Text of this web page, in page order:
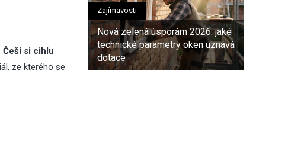
Češi si cihlu
ze kterého se
Zajímavosti
Nová zelená úsporám 2026: jaké
technické parametry oken uznává
dotace